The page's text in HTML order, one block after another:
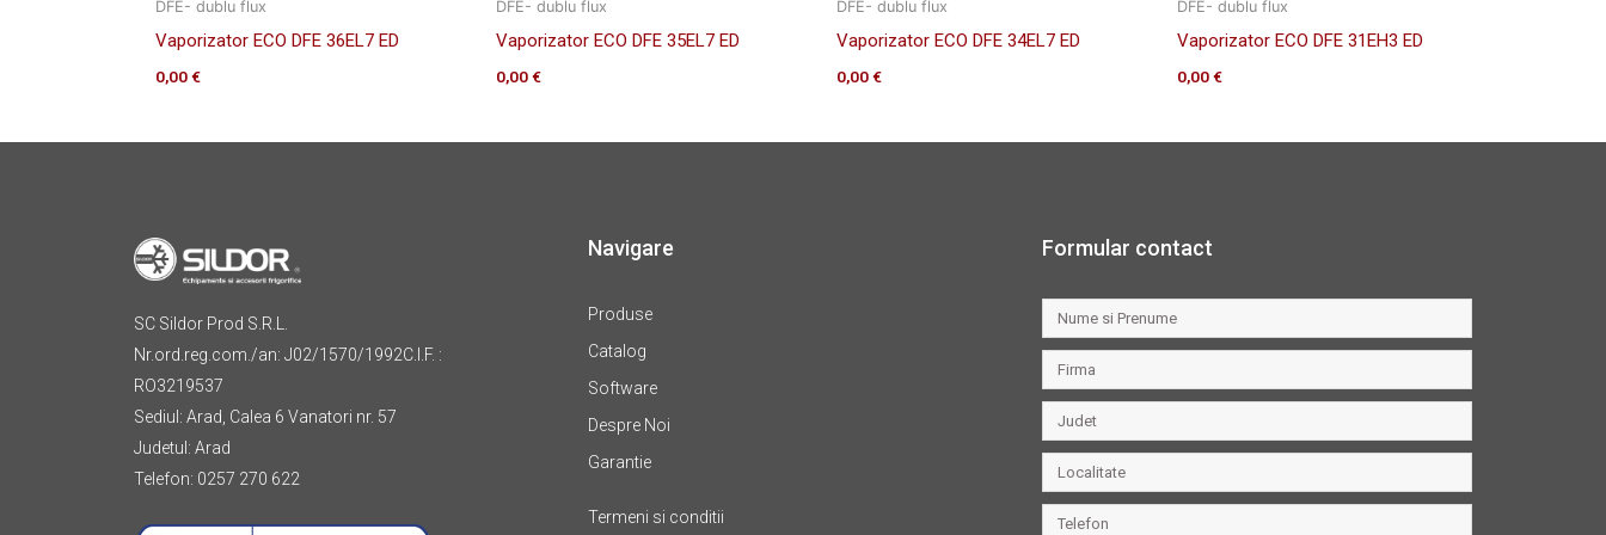
DFE- dublu flux
Vaporizator ECO DFE 36EL7 ED
0,00€
DFE- dublu flux
Vaporizator ECO DFE 35EL7 ED
0,00€
DFE- dublu flux
Vaporizator ECO DFE 34EL7 ED
0,00€
DFE- dublu flux
Vaporizator ECO DFE 31EH3 ED
0,00€
SC Sildor Prod S.R.L.
Nr.ord.reg.com./an: J02/1570/1992C.I.F. :
RO3219537
Sediul: Arad, Calea 6 Vanatori nr. 57
Judetul: Arad
Telefon: 0257 270 622
Navigare
Produse
Catalog
Software
Despre Noi
Garantie
Termeni si conditii
Formular contact